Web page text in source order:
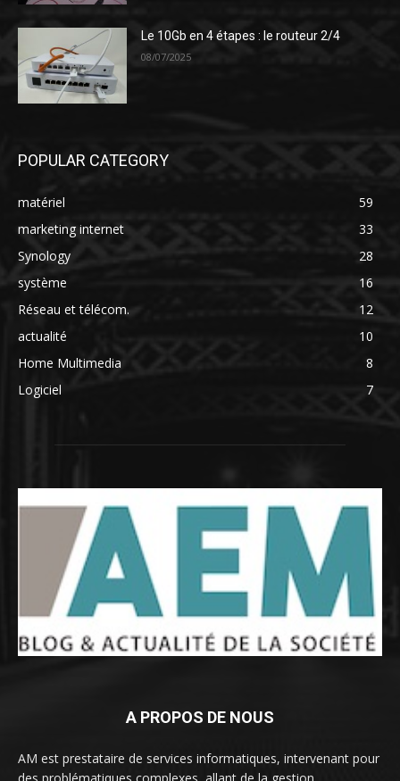
Le 10Gb en 4 étapes : le routeur 2/4
08/07/2025
POPULAR CATEGORY
matériel
59
marketing internet
33
Synology
28
système
16
Réseau et télécom.
12
actualité
10
Home Multimedia
8
Logiciel
7
A PROPOS DE NOUS
AM est prestataire de services informatiques, intervenant pour